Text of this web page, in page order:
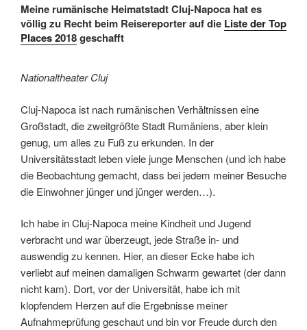
Meine rumänische Heimatstadt Cluj-Napoca hat es
völlig zu Recht beim Reisereporter auf die Liste der Top
Places 2018geschafft
Nationaltheater Cluj
Cluj-Napoca ist nach rumänischen Verhältnissen eine
Großstadt, die zweitgrößte Stadt Rumäniens, aber klein
genug, um alles zu Fuß zu erkunden. In der
Universitätsstadt leben viele junge Menschen (und ich habe
die Beobachtung gemacht, dass bei jedem meiner Besuche
die Einwohner jünger und jünger werden…).
Ich habe in Cluj-Napoca meine Kindheit und Jugend
verbracht und war überzeugt, jede Straße in- und
auswendig zu kennen. Hier, an dieser Ecke habe ich
verliebt auf meinen damaligen Schwarm gewartet (der dann
nicht kam). Dort, vor der Universität, habe ich mit
klopfendem Herzen auf die Ergebnisse meiner
Aufnahmeprüfung geschaut und bin vor Freude durch den